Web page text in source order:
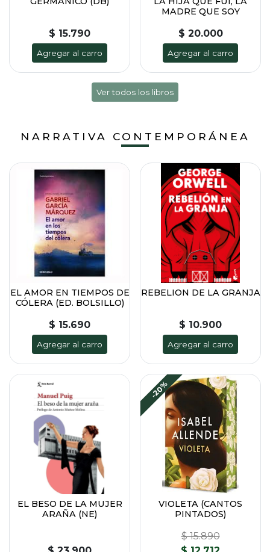
$ 15.790
Agregar al carro
MADRE QUE SOY
$ 20.000
Agregar al carro
Ver todos los libros
NARRATIVA CONTEMPORÁNEA
EL AMOR EN TIEMPOS DE
CÓLERA (ED. BOLSILLO)
$ 15.690
Agregar al carro
REBELION DE LA GRANJA
$ 10.900
Agregar al carro
EL BESO DE LA MUJER
ARAÑA (NE)
-20%
VIOLETA (CANTOS
PINTADOS)
$ 15.890